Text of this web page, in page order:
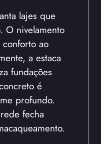
lajes que
O nivelamento
ao
a estaca
fundações
é
profundo.
fecha